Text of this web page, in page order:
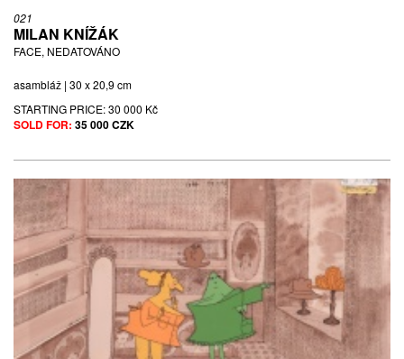
021
MILAN KNÍŽÁK
FACE, NEDATOVÁNO
asambláž | 30 x 20,9 cm
STARTING PRICE:30 000 Kč
SOLD FOR: 35 000 CZK